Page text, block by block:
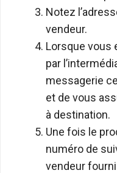
Notez
vendeur.
Lorsque vous
par
messagerie
et de vous
à destination.
Une fois le
numéro de
vendeur